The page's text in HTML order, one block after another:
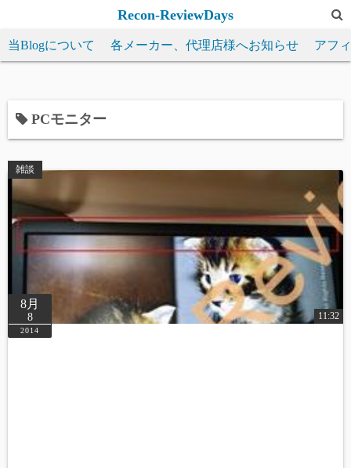
テ
ッ
Recon-ReviewDays
当Blogについて 各メーカー、代理店様へお知らせ アフ
PCモニター
雑談
8月
8
2014
11:32